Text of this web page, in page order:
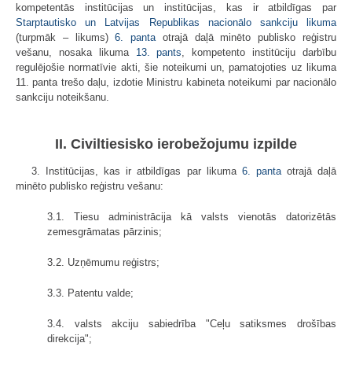
kompetentās institūcijas un institūcijas, kas ir atbildīgas par
Starptautisko un Latvijas Republikas nacionālo sankciju likuma
(turpmāk – likums)6. panta otrajā daļā minēto publisko reģistru
vešanu, nosaka likuma 13. pants , kompetento institūciju darbību
regulējošie normatīvie akti, šie noteikumi un, pamatojoties uz likuma
11. panta trešo daļu, izdotie Ministru kabineta noteikumi par nacionālo
sankciju noteikšanu.
II. Civiltiesisko ierobežojumu izpilde
3. Institūcijas, kas ir atbildīgas par likuma 6. pantaotrajā daļā
minēto publisko reģistru vešanu:
3.1. Tiesu administrācija kā valsts vienotās datorizētās
zemesgrāmatas pārzinis;
3.2. Uzņēmumu reģistrs;
3.3. Patentu valde;
3.4. valsts akciju sabiedrība "Ceļu satiksmes drošības
direkcija";